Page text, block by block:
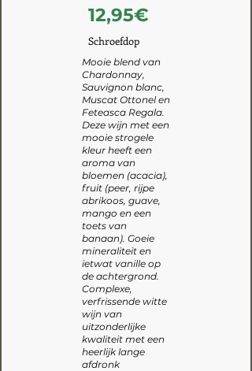
12,95€
Schroefdop
Mooie blend van
Chardonnay,
Sauvignon blanc,
Muscat Ottonel en
Feteasca Regala.
Deze wijn met een
mooie strogele
kleur heeft een
aroma van
bloemen (acacia),
fruit (peer, rijpe
abrikoos, guave,
mango en een
toets van
banaan). Goeie
mineraliteit en
ietwat vanille op
de achtergrond.
Complexe,
verfrissende witte
wijn van
uitzonderlijke
kwaliteit met een
heerlijk lange
afdronk